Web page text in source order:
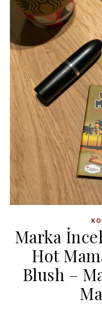
Marka
Hot
Blush –